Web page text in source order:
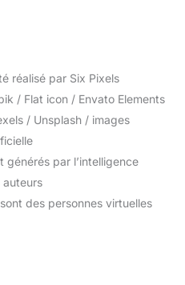
réalisé par Six Pixels
/ Flat icon / Envato Elements
/ Unsplash / images
générés par l’intelligence
auteurs
des personnes virtuelles